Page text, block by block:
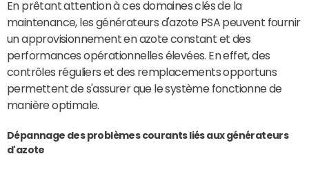
En prêtant attention à ces domaines clés de la
maintenance, les générateurs d'azote PSA peuvent fournir
un approvisionnement en azote constant et des
performances opérationnelles élevées. En effet, des
contrôles réguliers et des remplacements opportuns
permettent de s'assurer que le système fonctionne de
manière optimale.
Dépannage des problèmes courants liés aux générateurs
d'azote